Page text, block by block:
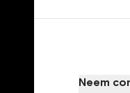
Neem